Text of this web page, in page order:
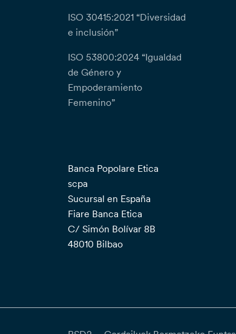
ISO 30415:2021 “Diversidad
e inclusión”
ISO 53800:2024 “Igualdad
de Género y
Empoderamiento
Femenino”
Banca Popolare Etica
scpa
Sucursal en España
Fiare Banca Etica
C/ Simón Bolívar 8B
48010 Bilbao